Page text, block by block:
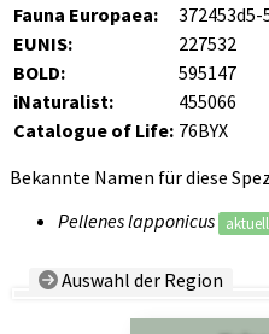
Fauna Europaea:
EUNIS:
227532
BOLD:
595147
iNaturalist:
455066
Catalogue of Life: 76BYX
Bekannte Namen für diese
Pellenes lapponicus
Auswahl der Region